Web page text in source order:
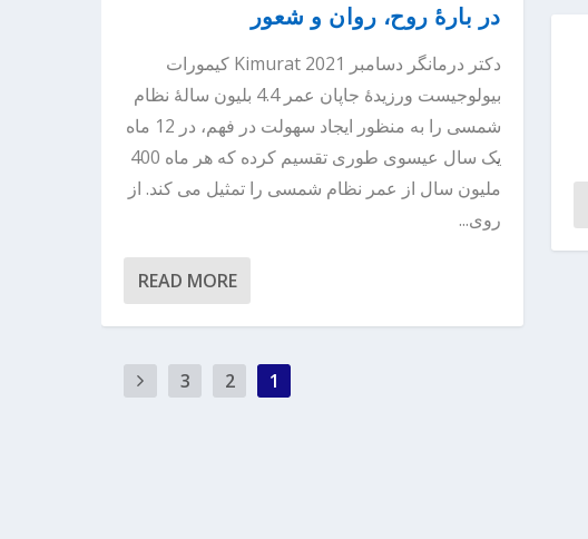
در بارۀ روح، روان و شعور
دکتر درمانگر دسامبر 2021 Kimurat کیمورات
بیولوجیست ورزیدۀ جاپان عمر 4.4 بلیون سالۀ نظام
شمسی را به منظور ایجاد سهولت در فهم، در 12 ماه
یک سال عیسوی طوری تقسیم کرده که هر ماه 400
ملیون سال از عمر نظام شمسی را تمثیل می کند. از
روی...
READ MORE
1
2
3